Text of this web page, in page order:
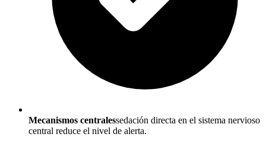
Mecanismos centralessedación directa en el sistema nervioso
central reduce el nivel de alerta.